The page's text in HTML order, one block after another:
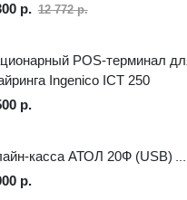
р. 12 772 р.
POS-терминал
Ingenico ICT 250
р.
касса АТОЛ 20Ф (USB)
р.